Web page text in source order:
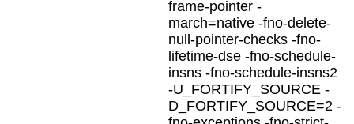
frame-pointer -
march=native -fno-delete-
null-pointer-checks -fno-
lifetime-dse -fno-schedule-
insns -fno-schedule-insns2
-U_FORTIFY_SOURCE -
D_FORTIFY_SOURCE=2 -